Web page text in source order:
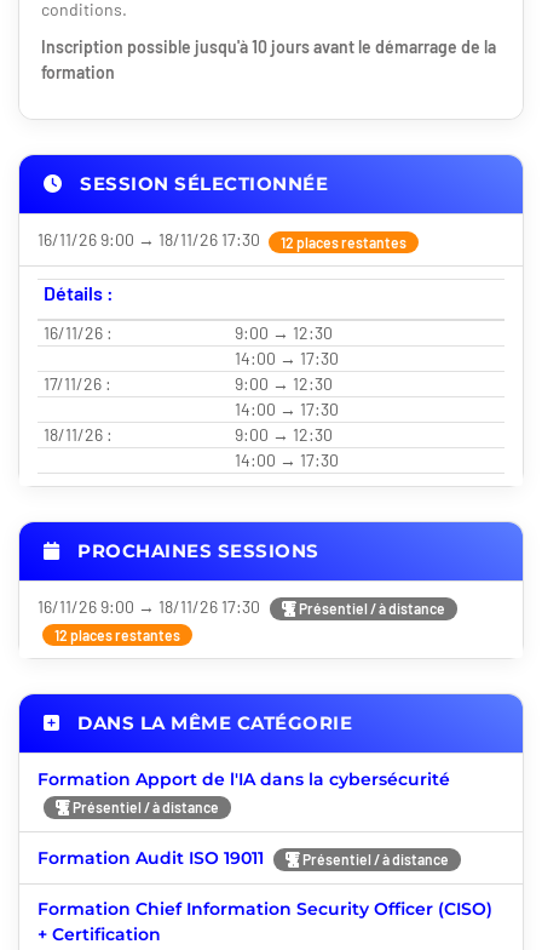
conditions.
Inscription possible jusqu'à 10 jours avant le démarrage de la
formation
SESSION SÉLECTIONNÉE
16/11/26 9:00 → 18/11/26 17:30 12 places restantes
Détails :
16/11/26 :
9:00 → 12:30
14:00 → 17:30
17/11/26 :
9:00 → 12:30
14:00 → 17:30
18/11/26 :
9:00 → 12:30
14:00 → 17:30
PROCHAINES SESSIONS
16/11/26 9:00 → 18/11/26 17:30
Présentiel / à distance
12 places restantes
DANS LA MÊME CATÉGORIE
Formation Apport de l'IA dans la cybersécurité
Présentiel / à distance
Formation Audit ISO 19011 Présentiel / à distance
Formation Chief Information Security Officer (CISO)
+ Certification